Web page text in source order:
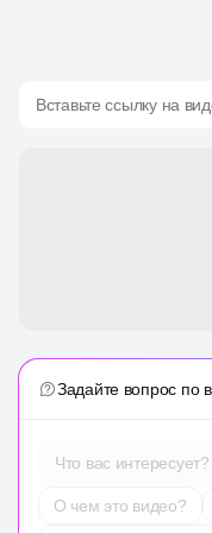
Вставьте ссылку на
Задайте вопрос по
Что вас интересует?
О чем это видео?